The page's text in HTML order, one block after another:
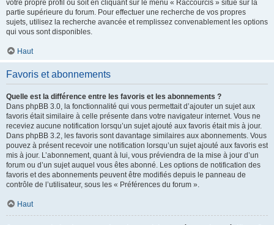
votre propre profil ou soit en cliquant sur le menu « Raccourcis » situé sur la
partie supérieure du forum. Pour effectuer une recherche de vos propres
sujets, utilisez la recherche avancée et remplissez convenablement les options
qui vous sont disponibles.
Haut
Favoris et abonnements
Quelle est la différence entre les favoris et les abonnements ?
Dans phpBB 3.0, la fonctionnalité qui vous permettait d’ajouter un sujet aux
favoris était similaire à celle présente dans votre navigateur internet. Vous ne
receviez aucune notification lorsqu’un sujet ajouté aux favoris était mis à jour.
Dans phpBB 3.2, les favoris sont davantage similaires aux abonnements. Vous
pouvez à présent recevoir une notification lorsqu’un sujet ajouté aux favoris est
mis à jour. L’abonnement, quant à lui, vous préviendra de la mise à jour d’un
forum ou d’un sujet auquel vous êtes abonné. Les options de notification des
favoris et des abonnements peuvent être modifiés depuis le panneau de
contrôle de l’utilisateur, sous les « Préférences du forum ».
Haut